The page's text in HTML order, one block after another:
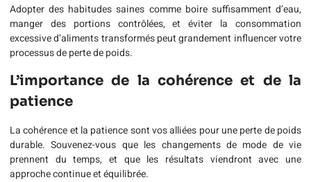
Adopter des habitudes saines comme boire suffisamment d’eau,
manger des portions contrôlées, et éviter la consommation
excessive d’aliments transformés peut grandement influencer votre
processus de perte de poids.
L’importance de la cohérence et de la
patience
La cohérence et la patience sont vos alliées pour une perte de poids
durable. Souvenez-vous que les changements de mode de vie
prennent du temps, et que les résultats viendront avec une
approche continue et équilibrée.